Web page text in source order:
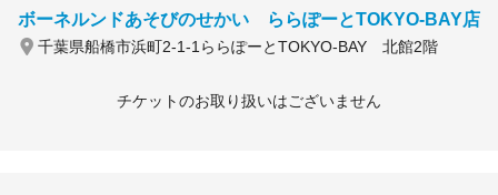
ボーネルンドあそびのせかい ららぽーとTOKYO-BAY店
千葉県船橋市浜町2-1-1ららぽーとTOKYO-BAY 北館2階
チケットのお取り扱いはございません